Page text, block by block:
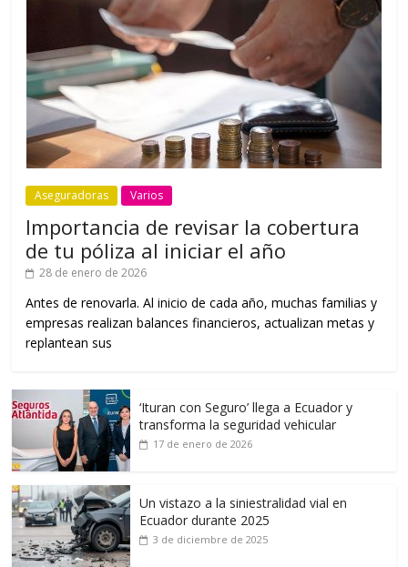
Aseguradoras Varios
Importancia de revisar la cobertura
de tu póliza al iniciar el año
28 de enero de 2026
Antes de renovarla. Al inicio de cada año, muchas familias y
empresas realizan balances financieros, actualizan metas y
replantean sus
‘Ituran con Seguro’ llega a Ecuador y
transforma la seguridad vehicular
17 de enero de 2026
Un vistazo a la siniestralidad vial en
Ecuador durante 2025
3 de diciembre de 2025